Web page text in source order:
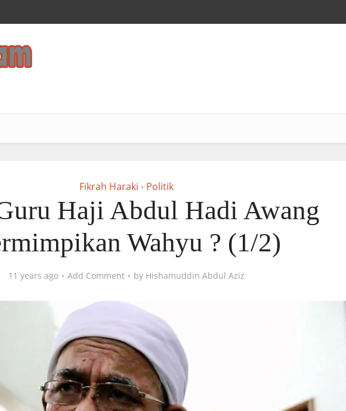
Fikrah Haraki • Politik
Haji Abdul Hadi Awang
Wahyu ? (1/2)
11 years ago Add Comment by Hishamuddin Abdul Aziz